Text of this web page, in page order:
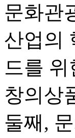
문화관
산업의
드를
창의상
둘째,